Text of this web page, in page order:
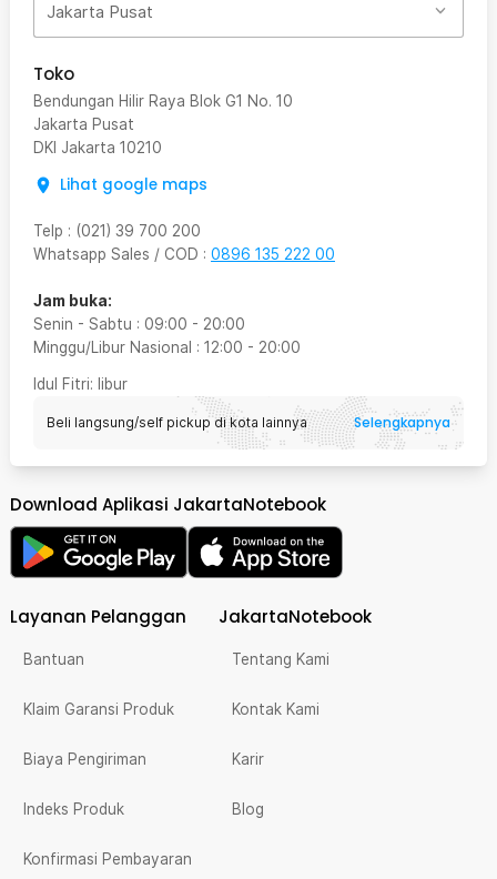
Jakarta Pusat
Toko
Bendungan Hilir Raya Blok G1 No. 10
Jakarta Pusat
DKI Jakarta 10210
Lihat google maps
Telp : (021) 39 700 200
Whatsapp Sales / COD : 0896 135 222 00
Jam buka:
Senin - Sabtu : 09:00 - 20:00
Minggu/Libur Nasional : 12:00 - 20:00
Idul Fitri: libur
Beli langsung/self pickup di kota lainnya Selengkapnya
Download Aplikasi JakartaNotebook
Layanan Pelanggan
Bantuan
Klaim Garansi Produk
Biaya Pengiriman
Indeks Produk
Konfirmasi Pembayaran
JakartaNotebook
Tentang Kami
Kontak Kami
Karir
Blog